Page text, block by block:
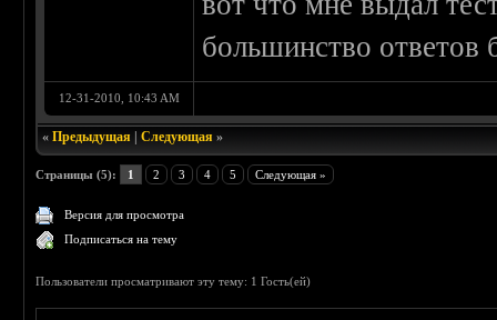
большинство
12-31-2010, 10:43 AM
«Предыдущая |Следующая »
Страницы (5): 1 2 3 4 5 Следующая »
Версия для просмотра
Подписаться на тему
Пользователи просматривают эту тему: 1 Гость(ей)